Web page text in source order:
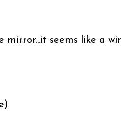
seems like a